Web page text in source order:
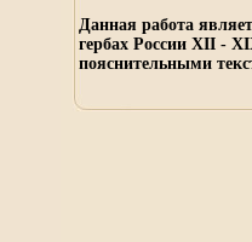
Данная работа
гербах России XII -
пояснительными